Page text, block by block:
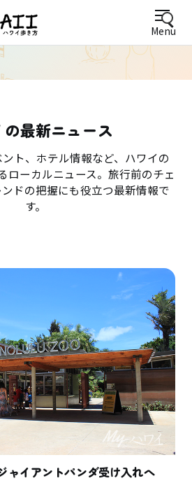
Menu
最新ニュース
ト、ホテル情報など、ハワイの
ローカルニュース。旅行前のチェ
ドの把握にも役立つ最新情報で
す。
ャイアントパンダ受け入れへ